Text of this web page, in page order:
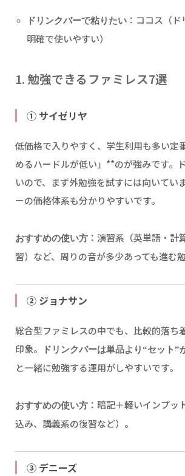
ドリンクバーで粘りたい ：ココス（
明確で使いやすい）
1. 勉強できるファミレス7選
① サイゼリヤ
低価格で入りやすく、学生利用も多い定
めるハードルが低い」**のが強みです。
いので、まず外勉強を試すには向いてい
ーの価格体系も分かりやすいです。
おすすめの使い方：演習系（英単語・計
習）など、周りの音が多少あっても進む勉
② ジョナサン
総合型ファミレスの中でも、比較的落ち
印象。
ドリンクバーは単品より“セット”
と一緒に勉強する運用がしやすいです。
おすすめの使い方：暗記＋軽いインプッ
込み、講義系の復習など）。
③ デニーズ